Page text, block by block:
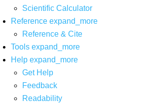
Scientific Calculator
Reference expand_more
Reference & Cite
Tools expand_more
Help expand_more
Get Help
Feedback
Readability